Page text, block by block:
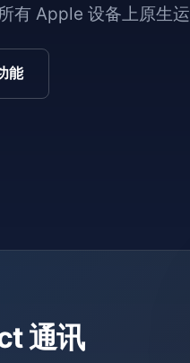
有 Apple 设备上原生运
能
通讯